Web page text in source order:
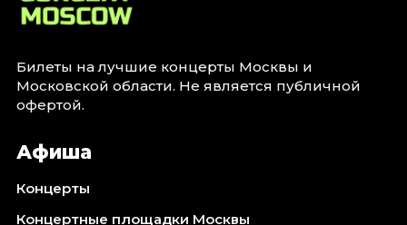
Билеты на лучшие концерты Москвы и
Московской области. Не является публичной
офертой.
Афиша
Концерты
Концертные площадки Москвы